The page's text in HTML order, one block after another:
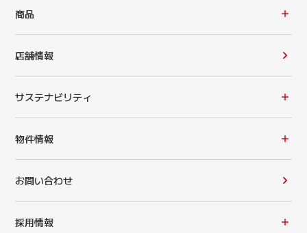
商品
店舗情報
サステナビリティ
物件情報
お問い合わせ
採用情報